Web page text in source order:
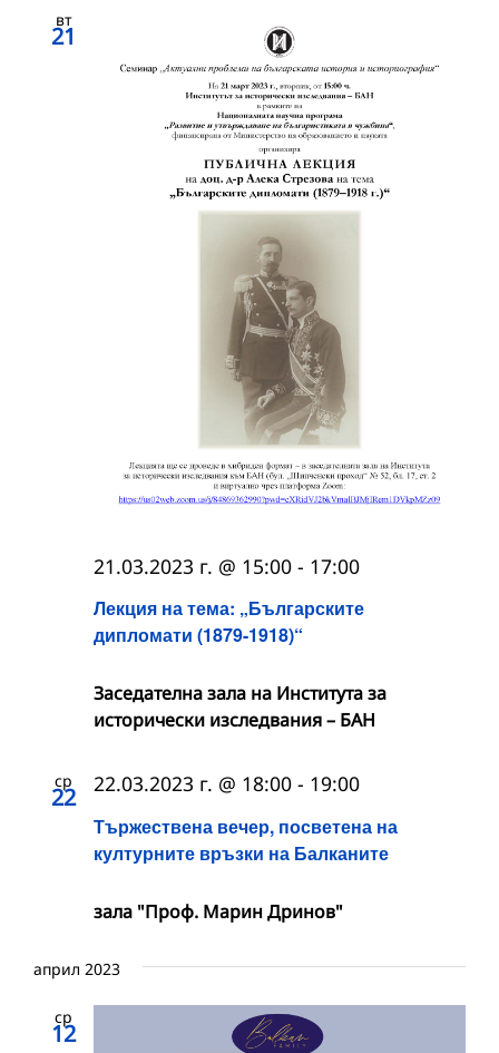
вт
21
Лекция на тема: „Българските
дипломати (1879-1918)“
21.03.2023 г. @ 15:00 - 17:00
Заседателна зала на Института за
исторически изследвания – БАН
ср
22
Тържествена вечер, посветена на
културните връзки на Балканите
22.03.2023 г. @ 18:00 - 19:00
зала "Проф. Марин Дринов"
април 2023
ср
12